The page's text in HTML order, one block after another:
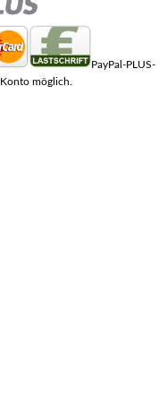
PayPal-PLUS-
möglich.